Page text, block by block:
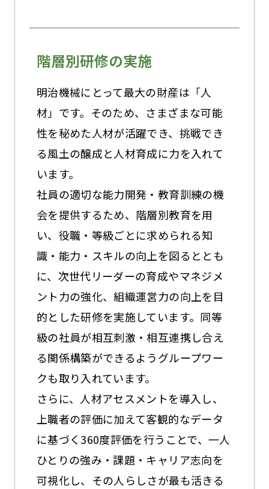
階層別研修の実施
明治機械にとって最大の財産は「人
材」です。そのため、さまざまな可能
性を秘めた人材が活躍でき、挑戦でき
る風土の醸成と人材育成に力を入れて
います。
社員の適切な能力開発・教育訓練の機
会を提供するため、階層別教育を用
い、役職・等級ごとに求められる知
識・能力・スキルの向上を図るととも
に、次世代リーダーの育成やマネジメ
ント力の強化、組織運営力の向上を目
的とした研修を実施しています。同等
級の社員が相互刺激・相互連携し合え
る関係構築ができるようグループワー
クも取り入れています。
さらに、人材アセスメントを導入し、
上職者の評価に加えて客観的なデータ
に基づく360度評価を行うことで、一人
ひとりの強み・課題・キャリア志向を
可視化し、その人らしさが最も活きる